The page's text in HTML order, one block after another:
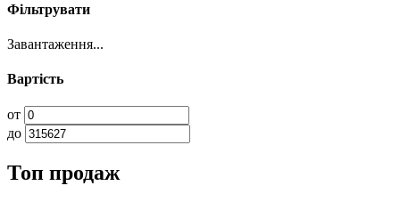
Фільтрувати
Завантаження...
Вартість
от
до
Топ продаж